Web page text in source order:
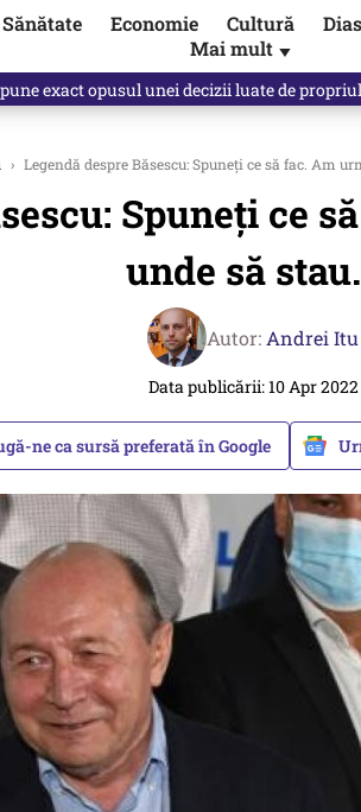
Sănătate Economie Cultură
Mai mult ▼
public, lui Ilie Bolojan / video
› Legendă despre Băsescu: Spuneţi ce să fac. Am
Spuneţi ce
unde să
Autor: Andrei Itu
Data publicării: 10 Apr 2022
ne ca sursă preferată în Google